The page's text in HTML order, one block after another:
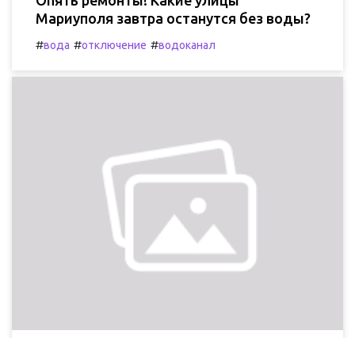
Мариуполя завтра останутся без воды?
#вода #отключение #водоканал